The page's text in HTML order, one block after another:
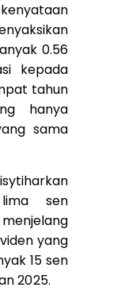
0.56
kepada
tahun
hanya
sama
sen
yang
15 sen
2025.